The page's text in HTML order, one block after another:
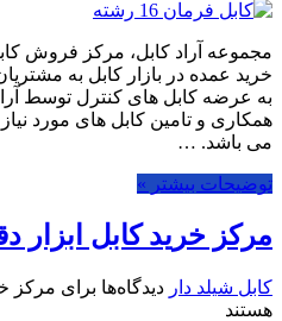
خرید عمده در بازار کابل به
به عرضه کابل های کنترل توسط
همکاری و تامین کابل های مورد
می باشد. …
توضیحات بیشتر »
مرکز خرید کابل ابزار
کابل شیلد دار دیدگاه‌ها برای مرکز
هستند